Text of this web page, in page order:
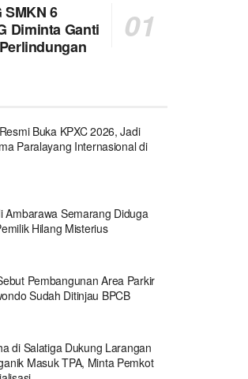
SMKN 6
Diminta Ganti
Buka KPXC 2026, Jadi
Paralayang Internasional di
Ambarawa Semarang Diduga
Hilang Misterius
Pembangunan Area Parkir
Sudah Ditinjau BPCB
di Salatiga Dukung Larangan
Masuk TPA, Minta Pemkot